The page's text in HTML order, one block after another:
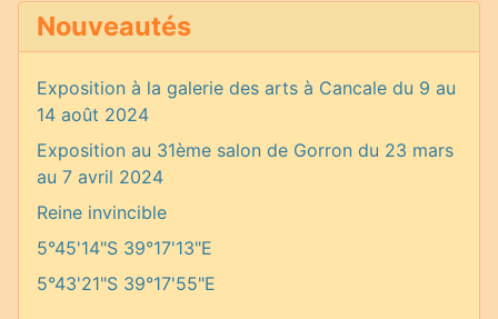
Nouveautés
Exposition à la galerie des arts à Cancale du 9 au
14 août 2024
Exposition au 31ème salon de Gorron du 23 mars
au 7 avril 2024
Reine invincible
5°45'14"S 39°17'13"E
5°43'21"S 39°17'55"E